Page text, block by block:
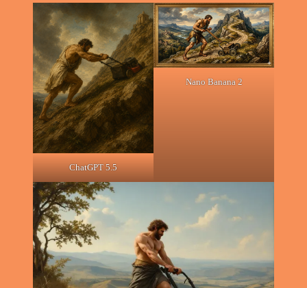
ChatGPT 5.5
Nano Banana 2